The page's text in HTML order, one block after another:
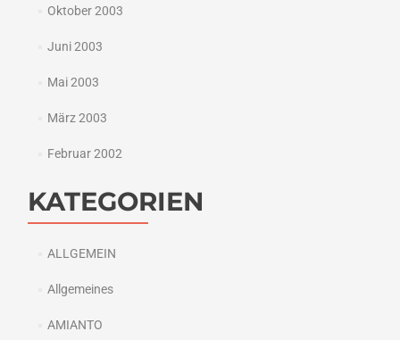
Oktober 2003
Juni 2003
Mai 2003
März 2003
Februar 2002
KATEGORIEN
ALLGEMEIN
Allgemeines
AMIANTO